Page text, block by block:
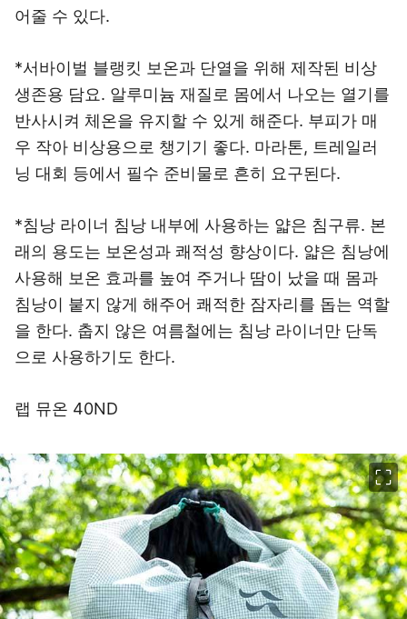
어줄 수 있다.
*서바이벌 블랭킷 보온과 단열을 위해 제작된 비상
생존용 담요. 알루미늄 재질로 몸에서 나오는 열기를
반사시켜 체온을 유지할 수 있게 해준다. 부피가 매
우 작아 비상용으로 챙기기 좋다. 마라톤, 트레일러
닝 대회 등에서 필수 준비물로 흔히 요구된다.
*침낭 라이너 침낭 내부에 사용하는 얇은 침구류. 본
래의 용도는 보온성과 쾌적성 향상이다. 얇은 침낭에
사용해 보온 효과를 높여 주거나 땀이 났을 때 몸과
침낭이 붙지 않게 해주어 쾌적한 잠자리를 돕는 역할
을 한다. 춥지 않은 여름철에는 침낭 라이너만 단독
으로 사용하기도 한다.
랩 뮤온 40ND